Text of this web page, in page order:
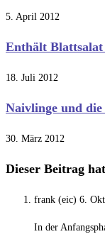
5. April 2012
Enthält
18. Juli 2012
Naivlinge und
30. März 2012
Dieser Beitrag
frank (eic) 6.
In der